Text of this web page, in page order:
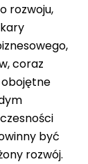
rozwoju,
coraz
obojętne
być
rozwój.